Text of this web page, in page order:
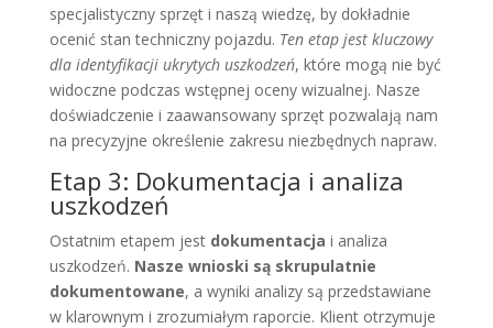
specjalistyczny sprzęt i naszą wiedzę, by dokładnie
ocenić stan techniczny pojazdu. Ten etap jest kluczowy
dla identyfikacji ukrytych uszkodzeń, które mogą nie być
widoczne podczas wstępnej oceny wizualnej. Nasze
doświadczenie i zaawansowany sprzęt pozwalają nam
na precyzyjne określenie zakresu niezbędnych napraw.
Etap 3: Dokumentacja i analiza
uszkodzeń
Ostatnim etapem jest dokumentacja i analiza
uszkodzeń. Nasze wnioski są skrupulatnie
dokumentowane, a wyniki analizy są przedstawiane
w klarownym i zrozumiałym raporcie. Klient otrzymuje